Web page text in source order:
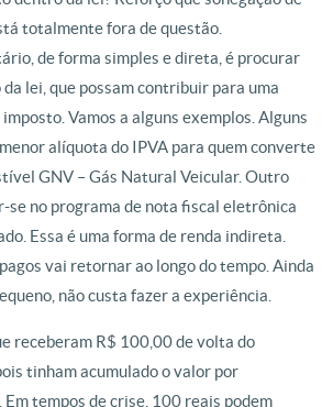
totalmente fora de questão.
de forma simples e direta, é procurar
lei, que possam contribuir para uma
Vamos a alguns exemplos. Alguns
alíquota do IPVA para quem converte
GNV – Gás Natural Veicular. Outro
se no programa de nota fiscal eletrônica
Essa é uma forma de renda indireta.
vai retornar ao longo do tempo. Ainda
não custa fazer a experiência.
receberam R$ 100,00 de volta do
tinham acumulado o valor por
tempos de crise, 100 reais podem